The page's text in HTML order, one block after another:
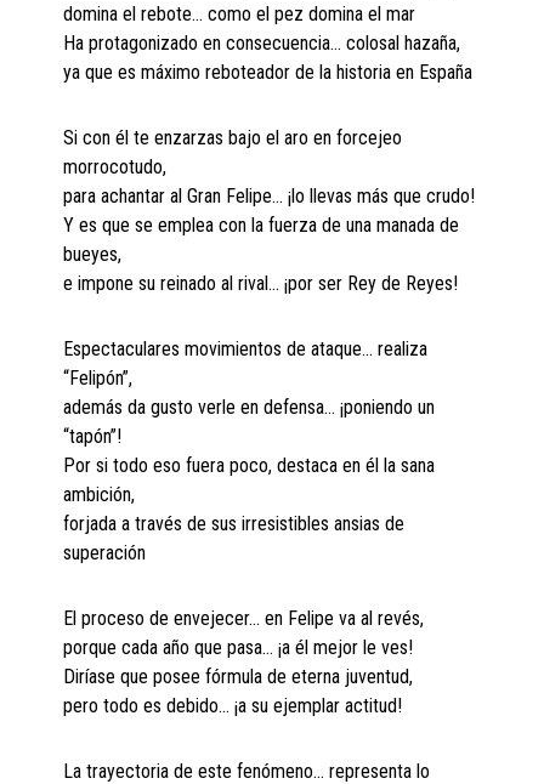
domina el rebote… como el pez domina el mar
Ha protagonizado en consecuencia… colosal hazaña,
ya que es máximo reboteador de la historia en España
Si con él te enzarzas bajo el aro en forcejeo
morrocotudo,
para achantar al Gran Felipe… ¡lo llevas más que crudo!
Y es que se emplea con la fuerza de una manada de
bueyes,
e impone su reinado al rival… ¡por ser Rey de Reyes!
Espectaculares movimientos de ataque… realiza
“Felipón”,
además da gusto verle en defensa… ¡poniendo un
“tapón”!
Por si todo eso fuera poco, destaca en él la sana
ambición,
forjada a través de sus irresistibles ansias de
superación
El proceso de envejecer… en Felipe va al revés,
porque cada año que pasa… ¡a él mejor le ves!
Diríase que posee fórmula de eterna juventud,
pero todo es debido… ¡a su ejemplar actitud!
La trayectoria de este fenómeno… representa lo